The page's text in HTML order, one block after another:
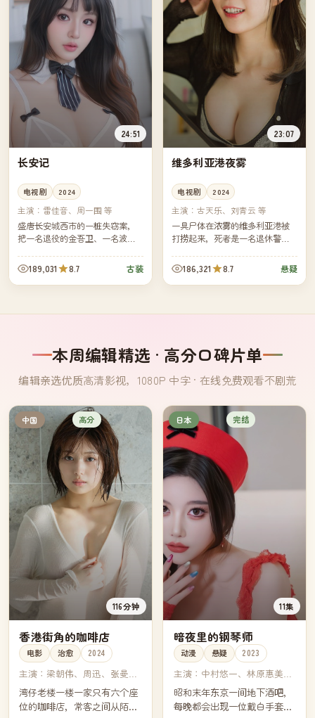
24:51
长安记
电视剧 2024
主演： 雷佳音、周一围 等
盛唐长安城西市的一桩失窃案，
把一名退役的金吾卫、一名波斯
卷进了同一个夜晚。一座城，七
个时辰，无数次擦身。
189,031 8.7 古装
23:07
维多利亚港夜雾
电视剧 2024
主演：古天乐、刘青云 等
一具尸体在浓雾的维多利亚港被
打捞起来，死者是一名退休警
批早已各自退休的旧同袍——他
们三十年前一起办过一桩从未结
案的旧...
186,321 8.7 悬疑
本周编辑精选 · 高分口碑片单
编辑亲选优质高清影视，1080P 中字 · 在线免费观看不剧荒
中国 高分
116分钟
香港街角的咖啡店
电影 治愈 2024
主演： 梁朝伟、周迅、张曼
玉、古天乐
湾仔老楼一楼一家只有六个座
位的咖啡店，常客之间从陌生
日本 完结
11集
暗夜里的钢琴师
动漫 悬疑 2023
主演： 中村悠一、林原惠美、
平田广明、山寺宏一
昭和末年东京一间地下酒吧，
每晚都会出现一位戴白手套的